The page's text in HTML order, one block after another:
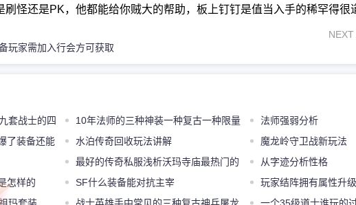
刷怪还是PK，他都能给你贼大的帮助，板上钉钉是值当入手的稀罕得很
玩家需加入行会方可获取
套战士的四
10年法师的三种神装一种复古一种限量
一种超强
法师强弱分析
了装备还能
水泊传奇回收玩法讲解
魔龙岭守卫战新玩法
最好的传奇私服浅析沃玛寺庙最热门的
四种怪物最后一种的产出是个谜
从字迹分析性格
怎样的
SF什么装备能对抗主宰
玩家结阵拥有属性升